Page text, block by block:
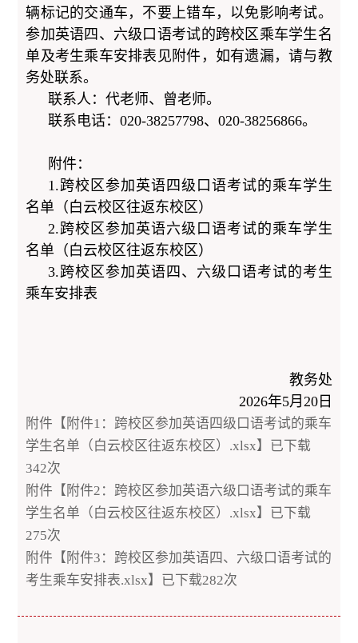
辆标记的交通车，不要上错车，以免影响考试。
参加英语四、六级口语考试的跨校区乘车学生名
单及考生乘车安排表见附件，如有遗漏，请与教
务处联系。
联系人：代老师、曾老师。
联系电话：020-38257798、020-38256866。
附件：
1.跨校区参加英语四级口语考试的乘车学生
名单（白云校区往返东校区）
2.跨校区参加英语六级口语考试的乘车学生
名单（白云校区往返东校区）
3.跨校区参加英语四、六级口语考试的考生
乘车安排表
教务处
2026年5月20日
附件【 附件1：跨校区参加英语四级口语考试的乘车
学生名单（白云校区往返东校区）.xlsx】已下载
342次
附件【 附件2：跨校区参加英语六级口语考试的乘车
学生名单（白云校区往返东校区）.xlsx】已下载
275次
附件【 附件3：跨校区参加英语四、六级口语考试的
考生乘车安排表.xlsx】已下载282次